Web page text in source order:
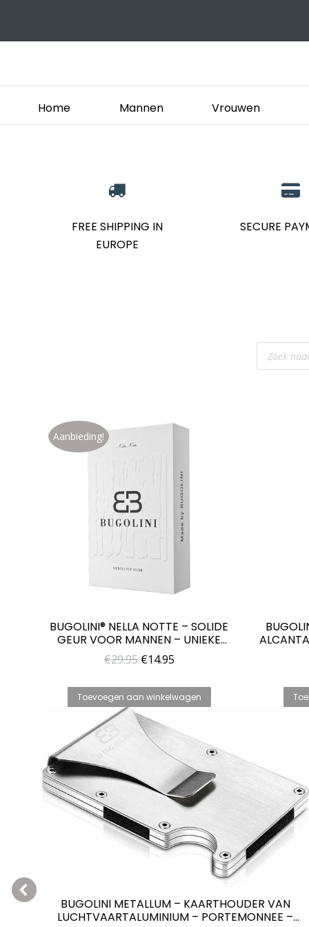
Home Mannen Vrouwen
FREE SHIPPING IN
EUROPE
SECURE
Producten
zoeken
Aanbieding!
BUGOLINI® NELLA NOTTE – SOLIDE
GEUR VOOR MANNEN – UNIEKE
PARFUM VOOR HEM
€29.95 Oorspronkelijke
was:
€29.95.
€14.95Huidige
is:
Toevoegen aan winkelwagen
BUGOLINI METALLUM – KAARTHOUDER VAN
LUCHTVAARTALUMINIUM – PORTEMONNEE –